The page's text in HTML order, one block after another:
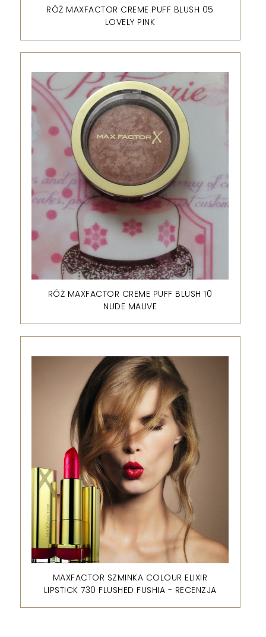
RÓŻ MAXFACTOR CREME PUFF BLUSH 05
LOVELY PINK
RÓŻ MAXFACTOR CREME PUFF BLUSH 10
NUDE MAUVE
MAXFACTOR SZMINKA COLOUR ELIXIR
LIPSTICK 730 FLUSHED FUSHIA - RECENZJA